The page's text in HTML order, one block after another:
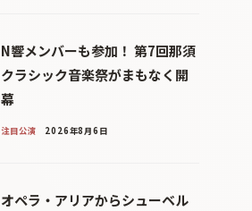
N響メンバーも参加！ 第7回那須
クラシック音楽祭がまもなく開
幕
注目公演 2026年8月6日
オペラ・アリアからシューベル